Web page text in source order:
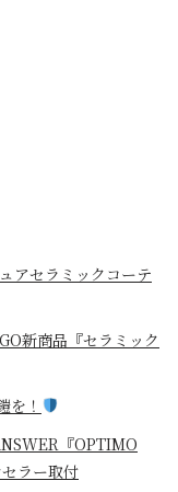
アセラミックコーテ
新商品『セラミック
を！
『OPTIMO
ラー取付